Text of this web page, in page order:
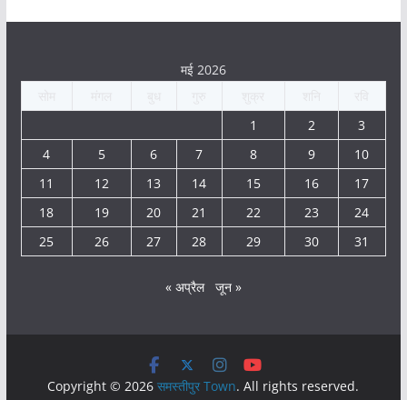
मई 2026
1
2
3
4
5 6 7 8 9
10
11
12 13 14 15 16
17
18
19 20 21 22 23
24
25
26 27 28 29 30 31
« अप्रैल जून »
Copyright © 2026समस्तीपुर Town. All rights reserved.